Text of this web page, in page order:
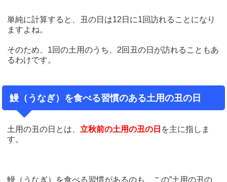
単純に計算すると、丑の日は12日に1回訪れることになり
ますよね。
そのため、1回の土用のうち、2回丑の日が訪れることもあ
るわけです。
鰻（うなぎ）を食べる習慣のある土用の丑の日
土用の丑の日とは、 立秋前の土用の丑の日 を主に指しま
す。
鰻（うなぎ）を食べる習慣があるのも、この”土用の丑の